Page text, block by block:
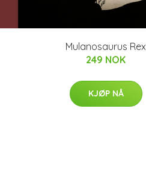
Mulanosaurus Rex
249 NOK
KJØP NÅ